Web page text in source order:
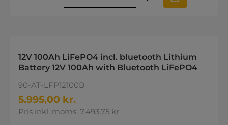
12V 100Ah LiFePO4 incl. bluetooth Lithium
Battery 12V 100Ah with Bluetooth LiFePO4
90-AT-LFP12100B
5.995,00 kr.
Pris inkl. moms: 7.493,75 kr.